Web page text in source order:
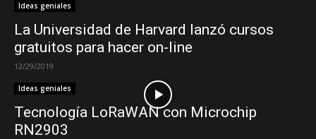
Ideas geniales
La Universidad de Harvard lanzó cursos
gratuitos para hacer on-line
12/29/2019
Ideas geniales
Tecnología LoRaWAN con Microchip
RN2903